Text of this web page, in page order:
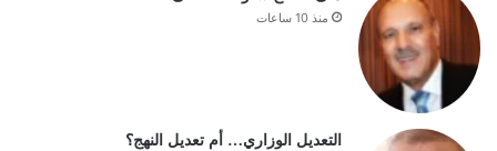
منذ 10 ساعات
التعديل الوزاري… أم تعديل النهج؟